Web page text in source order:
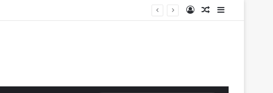
Log InRandom Article
Sidebar